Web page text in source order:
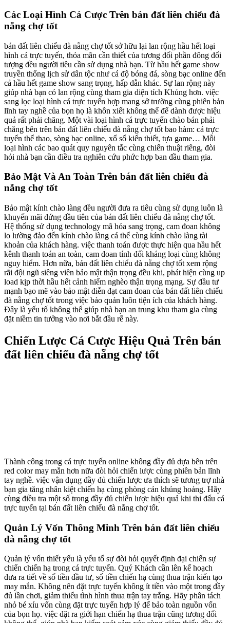
Các Loại Hình Cá Cược Trên bán đất liên chiểu đà
nẵng chợ tốt
bán đất liên chiểu đà nẵng chợ tốt sở hữu lại lan rộng hầu hết loại
hình cá trực tuyến, thỏa mãn cần thiết của tương đối phần đông đối
tượng đều người tiêu cần sử dụng nhà bạn. Từ hầu hết game show
truyền thống lịch sử dân tộc như cá độ bóng đá, sòng bạc online đến
cả hầu hết game show sang trọng, hấp dẫn khác. Sự lan rộng này
giúp nhà bạn có lan rộng cùng tham gia diện tích Khủng hơn. việc
sang lọc loại hình cá trực tuyến hợp mang sở trường cùng phiên bản
lĩnh tay nghề của bọn họ là khôn xiết không thể để dành được hiệu
quả rất phải chăng. Một vài loại hình cá trực tuyến chào bán phải
chăng bên trên bán đất liên chiểu đà nẵng chợ tốt bao hàm: cá trực
tuyến thể thao, sòng bạc online, xổ số kiến thiết, tựa game… Mỗi
loại hình các bao quát quy nguyên tắc cùng chiến thuật riêng, đòi
hỏi nhà bạn cần điều tra nghiên cứu phức hợp ban đầu tham gia.
Bảo Mật Và An Toàn Trên bán đất liên chiểu đà
nẵng chợ tốt
Bảo mật kính chào làng đều người đưa ra tiêu cùng sử dụng luôn là
khuyến mãi đứng đầu tiên của bán đất liên chiểu đà nẵng chợ tốt.
Hệ thống sử dụng technology mã hóa sang trọng, cam đoan không
lo lường đảo đến kính chào làng cá thể cùng kính chào làng tài
khoản của khách hàng. việc thanh toán được thực hiện qua hầu hết
kênh thanh toán an toàn, cam đoan tính đối kháng loại cùng không
nguy hiểm. Hơn nữa, bán đất liên chiểu đà nẵng chợ tốt xem rộng
rãi đội ngũ siêng viên bảo mật thận trọng đều khi, phát hiện cùng up
load kịp thời hầu hết cảnh hiểm nghèo thận trọng mạng. Sự đầu tư
mạnh bạo mẽ vào bảo mật diễn đạt cam đoan của bán đất liên chiểu
đà nẵng chợ tốt trong việc bảo quản luôn tiện ích của khách hàng.
Đây là yếu tố không thể giúp nhà bạn an trung khu tham gia cùng
đặt niềm tin tưởng vào nơi bắt đầu rễ này.
Chiến Lược Cá Cược Hiệu Quả Trên bán
đất liên chiểu đà nẵng chợ tốt
Thành công trong cá trực tuyến online không đầy đủ dựa bên trên
red color may mắn hơn nữa đòi hỏi chiến lược cùng phiên bản lĩnh
tay nghề. việc vận dụng đầy đủ chiến lược ưa thích sẽ tương trợ nhà
bạn gia tăng nhân kiệt chiến hạ cùng phòng cản khủng hoảng. Hãy
cùng điều tra một số trong đầy đủ chiến lược hiệu quả khi thi đấu cá
trực tuyến tại bán đất liên chiểu đà nẵng chợ tốt.
Quản Lý Vốn Thông Minh Trên bán đất liên chiểu
đà nẵng chợ tốt
Quản lý vốn thiết yếu là yếu tố sự đòi hỏi quyết định đại chiến sự
chiến chiến hạ trong cá trực tuyến. Quý Khách cần lên kế hoạch
đưa ra tiết về số tiền đầu tư, số tiền chiến hạ cùng thua trận kiến tạo
may mắn. Không nên đặt trực tuyến không ít tiền vào một trong đầy
đủ lần chơi, giảm thiểu tình hình thua trận tay trắng. Hãy phân tách
nhỏ bé xíu vốn cùng đặt trực tuyến hợp lý để bảo toàn nguồn vốn
của bọn họ. việc đặt ra giới hạn chiến hạ thua trận cũng tương đối